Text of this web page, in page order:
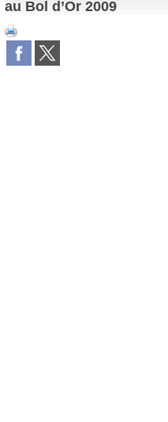
au Bol d’Or 2009